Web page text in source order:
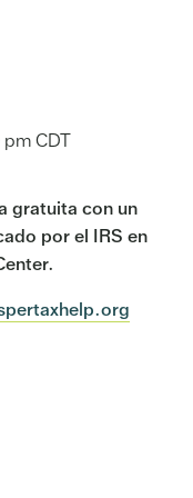
pmCDT
gratuita con un
por el IRS en